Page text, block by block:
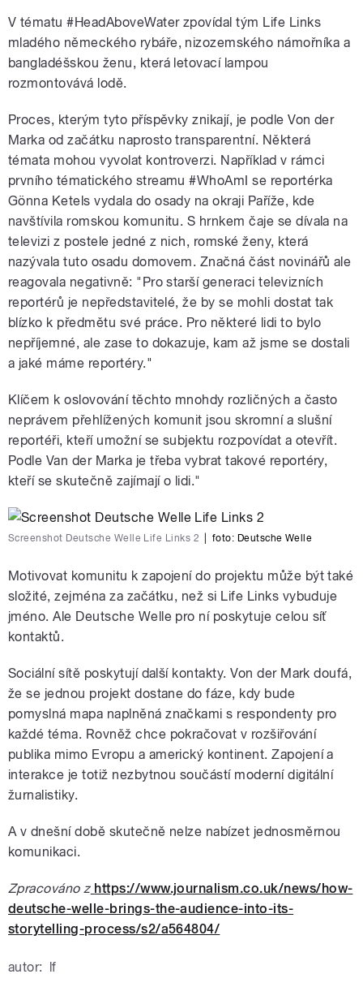
V tématu #HeadAboveWater zpovídal tým Life Links
mladého německého rybáře, nizozemského námořníka a
bangladéšskou ženu, která letovací lampou
rozmontovává lodě.
Proces, kterým tyto příspěvky znikají, je podle Von der
Marka od začátku naprosto transparentní. Některá
témata mohou vyvolat kontroverzi. Například v rámci
prvního tématického streamu #WhoAmI se reportérka
Gönna Ketels vydala do osady na okraji Paříže, kde
navštívila romskou komunitu. S hrnkem čaje se dívala na
televizi z postele jedné z nich, romské ženy, která
nazývala tuto osadu domovem. Značná část novinářů ale
reagovala negativně: "Pro starší generaci televizních
reportérů je nepředstavitelé, že by se mohli dostat tak
blízko k předmětu své práce. Pro některé lidi to bylo
nepříjemné, ale zase to dokazuje, kam až jsme se dostali
a jaké máme reportéry."
Klíčem k oslovování těchto mnohdy rozličných a často
neprávem přehlížených komunit jsou skromní a slušní
reportéři, kteří umožní se subjektu rozpovídat a otevřít.
Podle Van der Marka je třeba vybrat takové reportéry,
kteří se skutečně zajímají o lidi."
Screenshot Deutsche Welle Life Links 2 foto: Deutsche Welle
Motivovat komunitu k zapojení do projektu může být také
složité, zejména za začátku, než si Life Links vybuduje
jméno. Ale Deutsche Welle pro ní poskytuje celou síť
kontaktů.
Sociální sítě poskytují další kontakty. Von der Mark doufá,
že se jednou projekt dostane do fáze, kdy bude
pomyslná mapa naplněná značkami s respondenty pro
každé téma. Rovněž chce pokračovat v rozšiřování
publika mimo Evropu a americký kontinent. Zapojení a
interakce je totiž nezbytnou součástí moderní digitální
žurnalistiky.
A v dnešní době skutečně nelze nabízet jednosměrnou
komunikaci.
Zpracováno z https://www.journalism.co.uk/news/how-
deutsche-welle-brings-the-audience-into-its-
storytelling-process/s2/a564804/
autor: lf